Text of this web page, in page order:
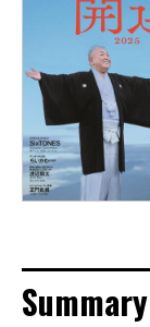
Summary